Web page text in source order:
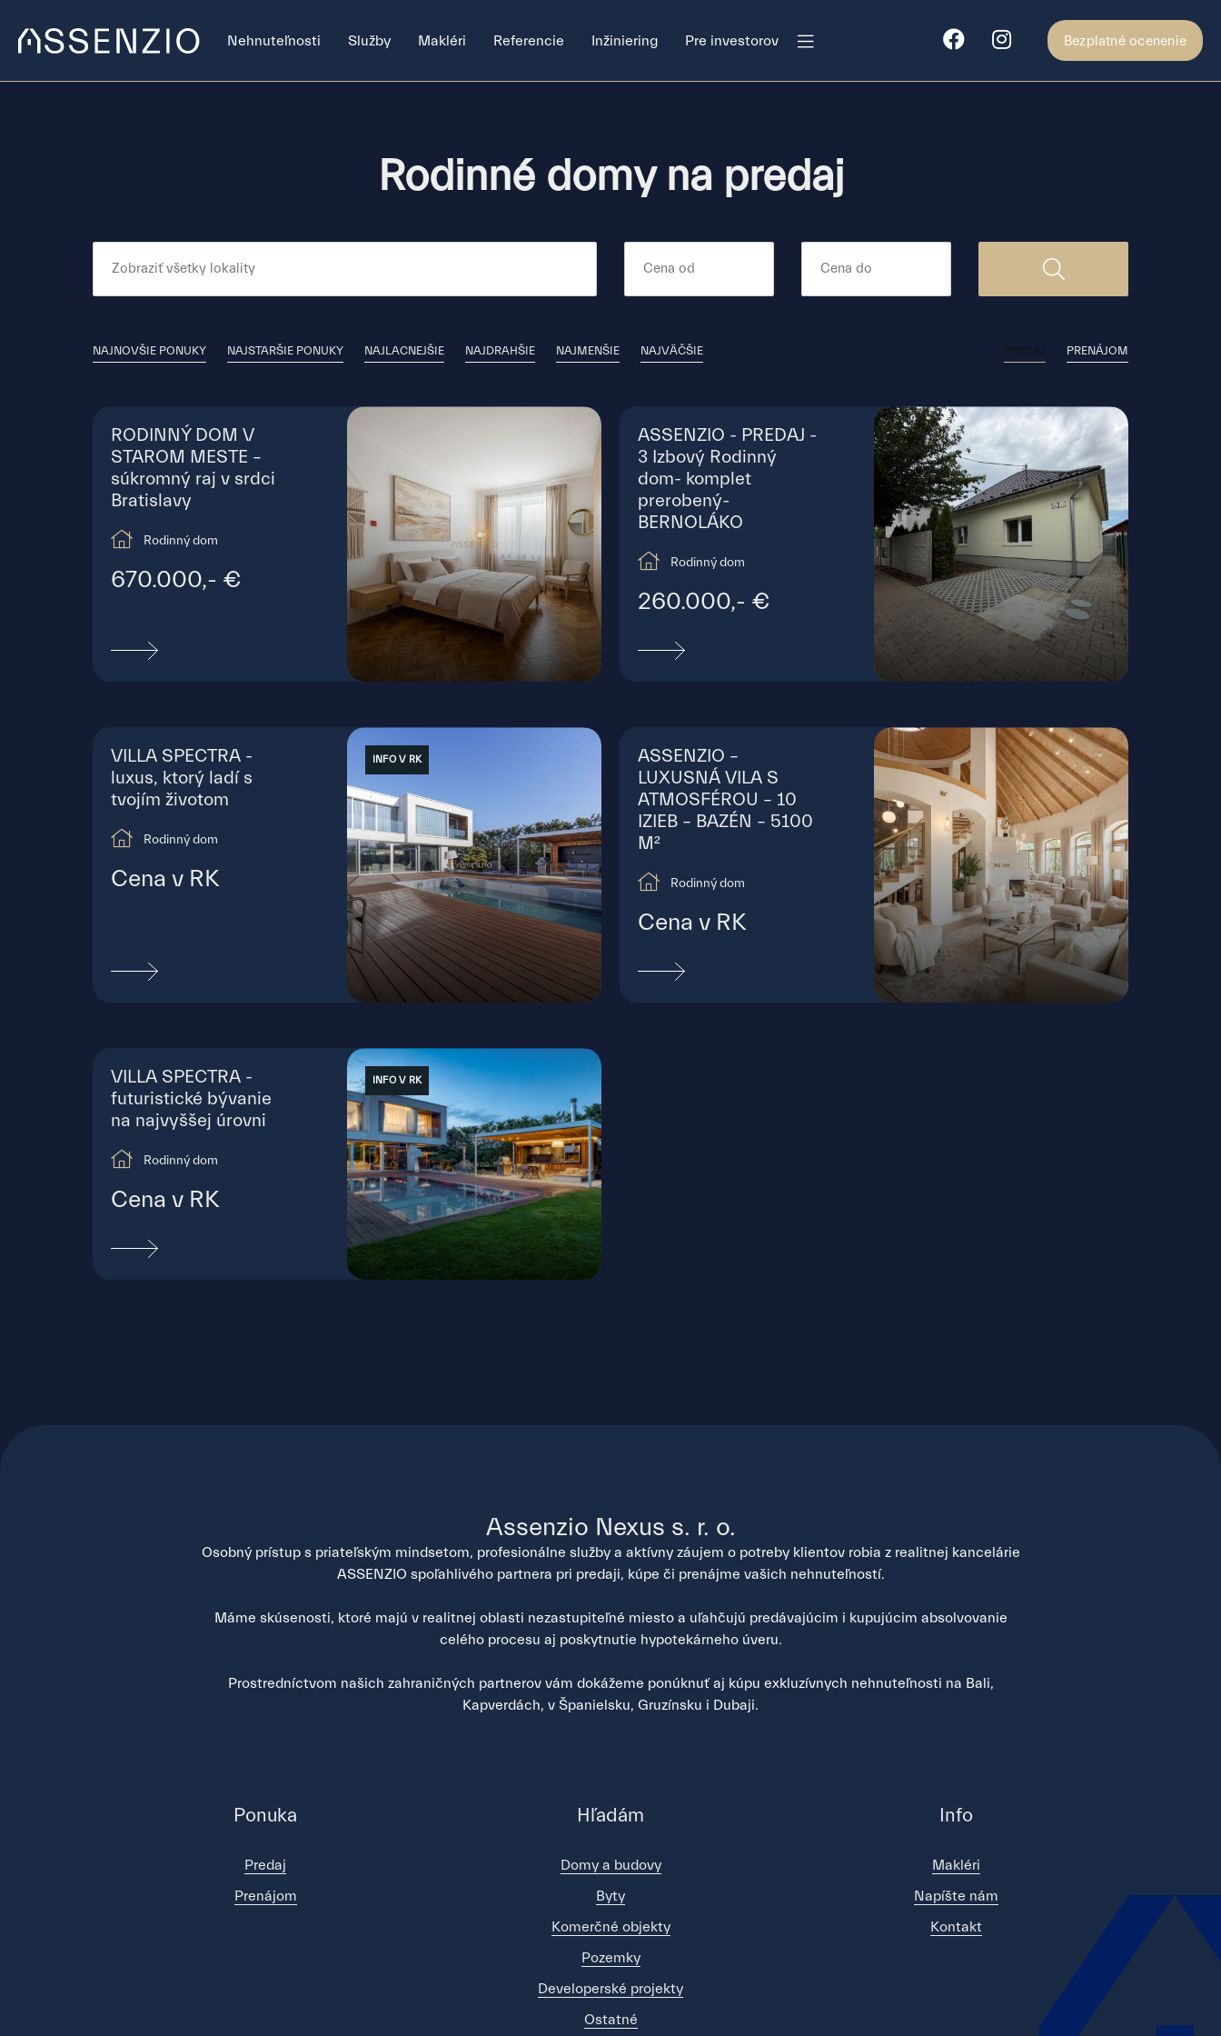
Nehnuteľnosti Služby Makléri Referencie Inžiniering Pre investorov Bezplatné ocenenie
Rodinné domy na predaj
NAJNOVŠIE PONUKY NAJSTARŠIE PONUKY NAJLACNEJŠIE NAJDRAHŠIE NAJMENŠIE NAJVÄČŠIE PREDAJ PRENÁJOM
RODINNÝ DOM V
STAROM MESTE –
súkromný raj v srdci
Bratislavy
Rodinný dom
670.000,- €
Západný rad, Bratislava - Staré Mesto
ASSENZIO - PREDAJ -
3 Izbový Rodinný
dom- komplet
prerobený-
BERNOLÁKO
Rodinný dom
260.000,- €
Bernolákovo
VILLA SPECTRA -
luxus, ktorý ladí s
tvojím životom
Rodinný dom
Cena v RK
INFO V RK
Bratislava - Rusovce
ASSENZIO –
LUXUSNÁ VILA S
ATMOSFÉROU – 10
IZIEB – BAZÉN – 5100
M²
Rodinný dom
Cena v RK
VILLA SPECTRA -
futuristické bývanie
na najvyššej úrovni
Rodinný dom
Cena v RK
INFO V RK
Assenzio Nexus s. r. o.
Osobný prístup s priateľským mindsetom, profesionálne služby a aktívny záujem o potreby klientov robia z realitnej kancelárie
ASSENZIO spoľahlivého partnera pri predaji, kúpe či prenájme vašich nehnuteľností.
Máme skúsenosti, ktoré majú v realitnej oblasti nezastupiteľné miesto a uľahčujú predávajúcim i kupujúcim absolvovanie
celého procesu aj poskytnutie hypotekárneho úveru.
Prostredníctvom našich zahraničných partnerov vám dokážeme ponúknuť aj kúpu exkluzívnych nehnuteľnosti na Bali,
Kapverdách, v Španielsku, Gruzínsku i Dubaji.
Ponuka
Predaj
Prenájom
Hľadám
Domy a budovy
Byty
Komerčné objekty
Pozemky
Developerské projekty
Ostatné
Info
Makléri
Napíšte nám
Kontakt